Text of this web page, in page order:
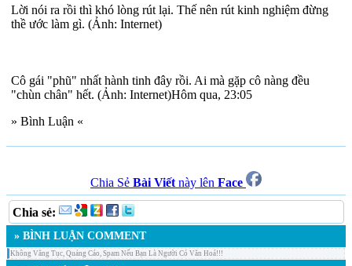
Lời nói ra rồi thì khó lòng rút lại. Thế nên rút kinh nghiệm đừng
thề ước làm gì. (Ảnh: Internet)
Cô gái "phũ" nhất hành tinh đây rồi. Ai mà gặp cô nàng đều
"chùn chân" hết. (Ảnh: Internet)Hôm qua, 23:05
» Bình Luận «
Chia Sẻ Bài Viết này lên Face
Chia sẻ:
» BÌNH LUẬN COMMENT
Không Văng Tục, Quảng Cáo, Spam Nếu Bạn Là Người Có Văn Hoá!!!